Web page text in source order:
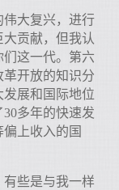
伟大复兴，进行
贡献，但我认
这一代。第六
革开放的知识分
展和国际地位
多年的快速发
上收入的国
些是与我一样